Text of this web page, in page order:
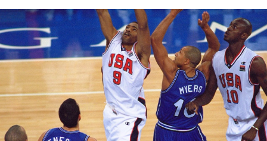
PODCAST
NEWSLETTER
I MIEI PREFERITI